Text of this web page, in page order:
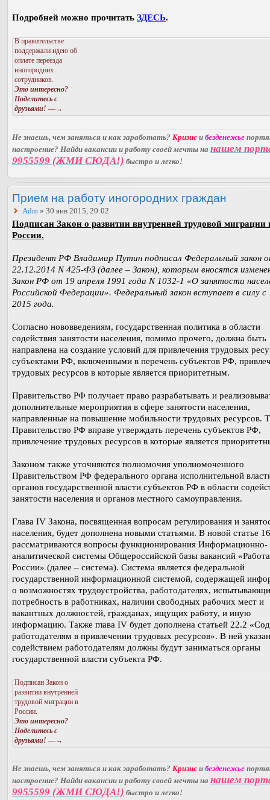
Подробней можно прочитать ЗДЕСЬ.
В правительстве
поддержали идею об
оплате переезда
иногородних
сотрудников.
Это интересно?
Поделитесь с
друзьями! —→
Не знаешь, чем заняться и как заработать? Кризис и безденежье
настроение? Найди вакансии и работу своей мечты на нашем
9955599 (ЖМИ СЮДА!) быстро и легко!
Прием на работу иногородних граждан
Adm » 30 янв 2015, 20:02
Подписан Закон о развитии внутренней трудовой миграции
России.
Президент РФ Владимир Путин подписал Федеральный закон
22.12.2014 N 425-ФЗ (далее – Закон), которым вносятся
Закон РФ от 19 апреля 1991 года N 1032-1 «О занятости
Российской Федерации». Федеральный закон вступает в силу с
2015 года.
Согласно нововведениям, государственная политика в области
содействия занятости населения, помимо прочего, должна быть
направлена на создание условий для привлечения трудовых
субъектами РФ, включенными в перечень субъектов РФ,
трудовых ресурсов в которые является приоритетным.
Правительство РФ получает право разрабатывать и
дополнительные мероприятия в сфере занятости населения,
направленные на повышение мобильности трудовых ресурсов.
Правительство РФ вправе утверждать перечень субъектов РФ,
привлечение трудовых ресурсов в которые является
Законом также уточняются полномочия уполномоченного
Правительством РФ федерального органа исполнительной
органов государственной власти субъектов РФ в области
занятости населения и органов местного самоуправления.
Глава IV Закона, посвященная вопросам регулирования и
населения, будет дополнена новыми статьями. В новой статье
рассматриваются вопросы функционирования Информационно-
аналитической системы Общероссийской базы вакансий
России» (далее – система). Система является федеральной
государственной информационной системой, содержащей
о возможностях трудоустройства, работодателях,
потребность в работниках, наличии свободных рабочих мест и
вакантных должностей, гражданах, ищущих работу, и иную
информацию. Также глава IV будет дополнена статьей 22.2
работодателям в привлечении трудовых ресурсов». В ней
содействием работодателям должны будут заниматься органы
государственной власти субъекта РФ.
Подписан Закон о
развитии внутренней
трудовой миграции в
России.
Это интересно?
Поделитесь с
друзьями! —→
Не знаешь, чем заняться и как заработать? Кризис и безденежье
настроение? Найди вакансии и работу своей мечты на нашем
9955599 (ЖМИ СЮДА!) быстро и легко!